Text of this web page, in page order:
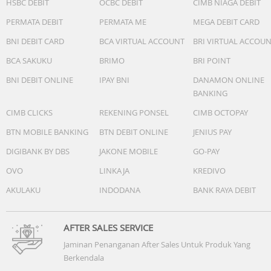
Foto | Video | Potret | Teleprompter | HDR | Bidikan
dinamis
Baterai & pengisian daya
9200 mAh (typ)
QC3+ / QC3.0 / QC2.0 / PD3.0 / PD2.0 / MI FC2.0
Keamanan
Sensor sidik jari samping
AI Face Unlock
Transfer data
Hingga 5 Gbps
*Fungsi USB 3.2 Gen 1 memerlukan kabel USB 3.2 Gen 1
(dijual terpisah).
Konektivitas
HSBC DEBIT
OCBC DEBIT
CIMB NIAGA DEBIT
PERMATA DEBIT
PERMATA ME
MEGA DEBIT CARD
BNI DEBIT CARD
BCA VIRTUAL ACCOUNT
BRI VIRTUAL
BCA SAKUKU
BRIMO
BRI POINT
BNI DEBIT ONLINE
IPAY BNI
DANAMON ONLINE
BANKING
CIMB CLICKS
REKENING PONSEL
CIMB OCTOPAY
BTN MOBILE BANKING
BTN DEBIT ONLINE
JENIUS PAY
DIGIBANK BY DBS
JAKONE MOBILE
GO-PAY
OVO
LINKAJA
KREDIVO
AKULAKU
INDODANA BANK RAYA DEBIT
AFTER SALES SERVICE
Jaminan Penanganan After Sales Untuk Produk Yang
Berkendala